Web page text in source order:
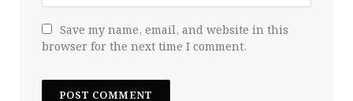
Save my name, email, and website in this
browser for the next time I comment.